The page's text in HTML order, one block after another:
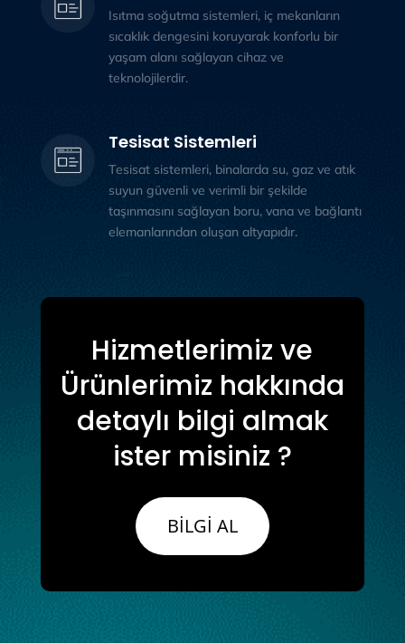
Isıtma soğutma sistemleri, iç mekanların
sıcaklık dengesini koruyarak konforlu bir
yaşam alanı sağlayan cihaz ve
teknolojilerdir.
Tesisat Sistemleri
Tesisat sistemleri, binalarda su, gaz ve atık
suyun güvenli ve verimli bir şekilde
taşınmasını sağlayan boru, vana ve bağlantı
elemanlarından oluşan altyapıdır.
Hizmetlerimiz ve
Ürünlerimiz hakkında
detaylı bilgi almak
ister misiniz ?
BİLGİ AL